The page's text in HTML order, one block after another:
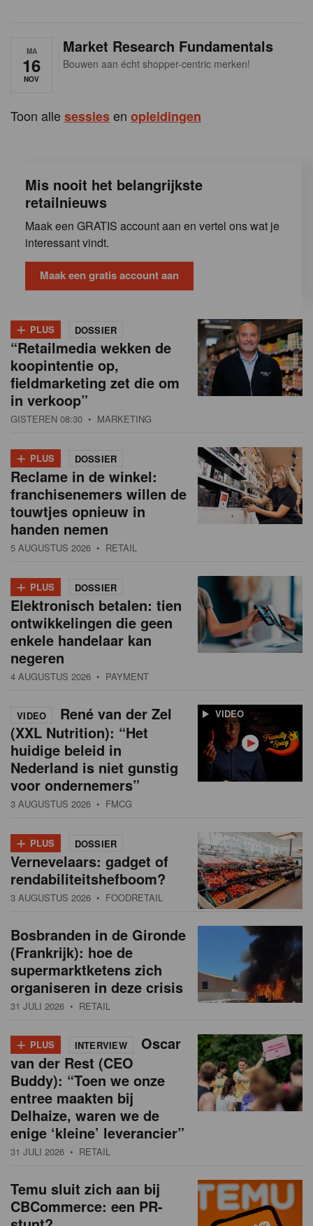
MA
16
NOV
Market Research Fundamentals
Bouwen aan écht shopper-centric merken!
Toon allesessiesen opleidingen
Mis nooit het belangrijkste
retailnieuws
Maak een GRATIS account aan en vertel ons wat je
interessant vindt.
Maak een gratis account aan
+ PLUS DOSSIER
“Retailmedia wekken de
koopintentie op,
fieldmarketing zet die om
in verkoop”
GISTEREN 08:30 • MARKETING
+ PLUS DOSSIER
Reclame in de winkel:
franchisenemers willen de
touwtjes opnieuw in
handen nemen
5 AUGUSTUS 2026 • RETAIL
+ PLUS DOSSIER
Elektronisch betalen: tien
ontwikkelingen die geen
enkele handelaar kan
negeren
4 AUGUSTUS 2026 • PAYMENT
VIDEO
VIDEO
René van der Zel
(XXL Nutrition): “Het
huidige beleid in
Nederland is niet gunstig
voor ondernemers”
3 AUGUSTUS 2026 • FMCG
+ PLUS DOSSIER
Vernevelaars: gadget of
rendabiliteitshefboom?
3 AUGUSTUS 2026 • FOODRETAIL
Bosbranden in de Gironde
(Frankrijk): hoe de
supermarktketens zich
organiseren in deze crisis
31 JULI 2026 • RETAIL
+ PLUS INTERVIEW
Oscar
van der Rest (CEO
Buddy): “Toen we onze
entree maakten bij
Delhaize, waren we de
enige ‘kleine’ leverancier”
31 JULI 2026 • RETAIL
Temu sluit zich aan bij
CBCommerce: een PR-